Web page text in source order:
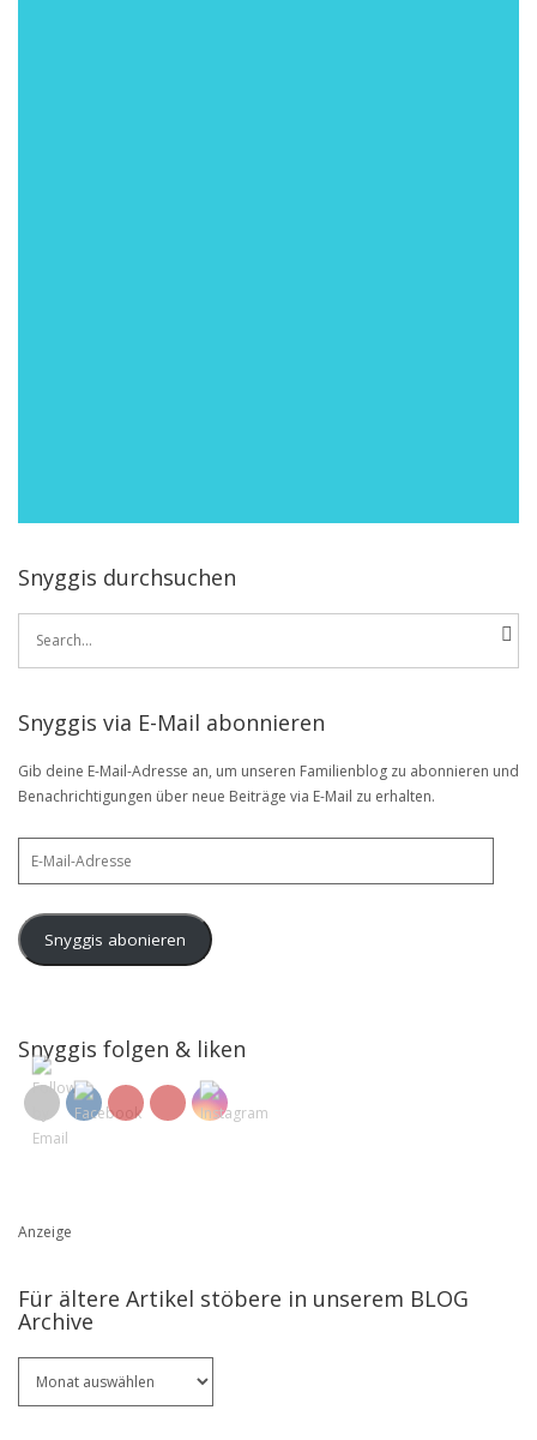
Snyggis durchsuchen
Search
Snyggis via E-Mail abonnieren
Gib deine E-Mail-Adresse an, um unseren Familienblog zu abonnieren und
Benachrichtigungen über neue Beiträge via E-Mail zu erhalten.
Snyggis abonieren
Snyggis folgen & liken
Anzeige
Für ältere Artikel stöbere in unserem BLOG
Archive
ältere